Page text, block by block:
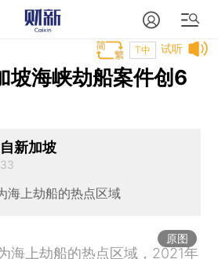
试听
T中
坡海峡劫船案件创6
新加坡
海上劫船的热点区域
原图
海上劫船的热点区域，2021年